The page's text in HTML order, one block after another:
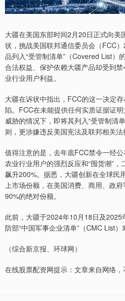
大疆在美国东部时间2月20日正式向美
状，挑战美国联邦通信委员会（FCC
品列入“受管制清单”（Covered List）
合法权益、保护依赖大疆产品却受到
业行业用户利益。
大疆在诉状中指出，FCC的这一决定
陷。FCC在未能提供任何实质证据证
威胁的情况下，即将其列入“受管制清
则，更涉嫌违反美国宪法及联邦相关法
值得注意的是，去年底FCC禁令一经
农业行业用户的强烈反应和“囤货潮”
飙升200%。据悉，大疆创新在全球民
上市场份额，在美国消费、商用、政
90%的绝对份额。
此前，大疆于2024年10月18日及
防部“中国军事企业清单”（CMC List）
（综合新京报、环球网）
在线股票配资网提示：文章来自网络，